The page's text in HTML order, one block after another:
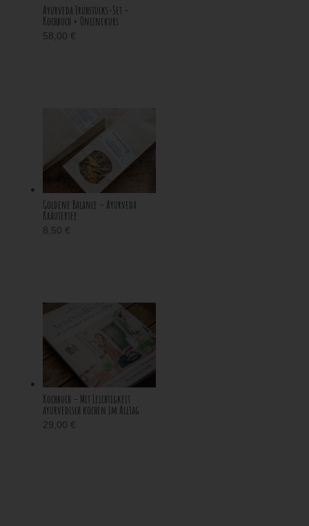
Ayurveda Frühstücks-Set –
Kochbuch + Onlinekurs
58,00 €
Goldene Balance – Ayurveda
Kräutertee
8,50 €
Kochbuch – Mit Leichtigkeit
ayurvedisch kochen im Alltag
29,00 €